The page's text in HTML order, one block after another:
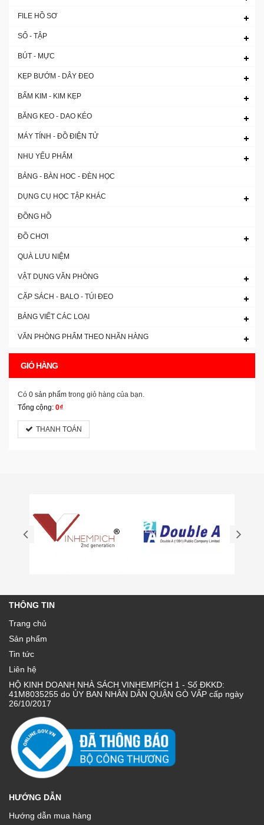
FILE HỒ SƠ
SỔ - TẬP
BÚT - MỰC
KẸP BƯỚM - DÂY ĐEO
BẤM KIM - KIM KẸP
BĂNG KEO - DAO KÉO
MÁY TÍNH - ĐỒ ĐIỆN TỬ
NHU YẾU PHẨM
BẢNG - BÀN HOC - ĐÈN HỌC
DỤNG CỤ HỌC TẬP KHÁC
ĐỒNG HỒ
ĐỒ CHƠI
QUÀ LƯU NIỆM
VẬT DỤNG VĂN PHÒNG
CẶP SÁCH - BALO - TÚI ĐEO
BẢNG VIẾT CÁC LOẠI
VĂN PHÒNG PHẨM THEO NHÃN HÀNG
GIỎ HÀNG
Có 0 sản phẩm trong giỏ hàng của bạn.
Tổng cộng: 0₫
THANH TOÁN
THÔNG TIN
Trang chủ
Sản phẩm
Tin tức
Liên hệ
HỘ KINH DOANH NHÀ SÁCH VINHEMPÍCH 1 - Số ĐKKD:
41M8035255 do ỦY BAN NHÂN DÂN QUẬN GÒ VẤP cấp ngày
26/10/2017
HƯỚNG DẪN
Hướng dẫn mua hàng